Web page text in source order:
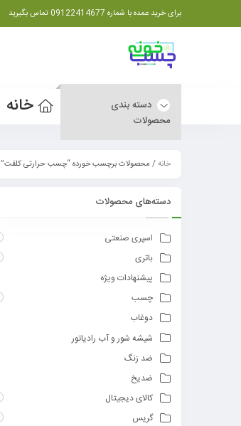
برای خرید عمده با شماره 09122414677 تماس بگیرید
دسته بندی
محصولات
خانه
خانه/ محصولات برچسب خورده “چسب حرارتی کلفت”
دسته‌های محصولات
اسپری صنعتی
باتری
پیشنهادات ویژه
چسب
دوغاب
شیشه شور و آب رادیاتور
ضد زنگ
ضدیخ
کالای دیجیتال
گریس